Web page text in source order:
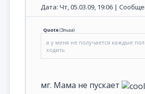
Дата: Чт, 05.03.09, 19:06 |
Quote(Эльза)
а у меня не получается каждые
ходить
мг. Мама не пускает